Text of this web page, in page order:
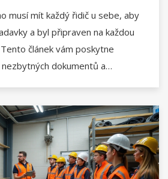
musí mít každý řidič u sebe, aby
a byl připraven na každou
článek vám poskytne
dokumentů a
a prevencí nehod.